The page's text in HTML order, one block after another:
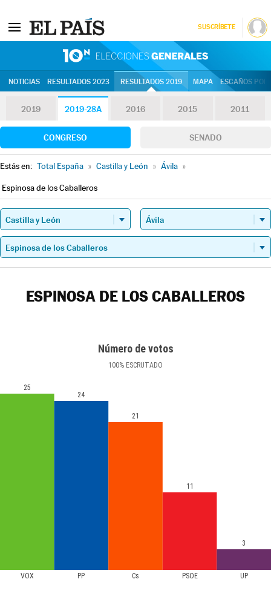
SUSCRÍBETE
NOTICIAS RESULTADOS 2023 RESULTADOS 2019 MAPA ESCAÑOS
2019 2019-28A 2016 2015 2011
CONGRESO SENADO
Estás en: Total España » Castilla y León » Ávila »
Espinosa de los Caballeros
ESPINOSA DE LOS CABALLEROS
Número de votos
100% ESCRUTADO
VOX PP Cs PSOE UP
25
24
21
11
3